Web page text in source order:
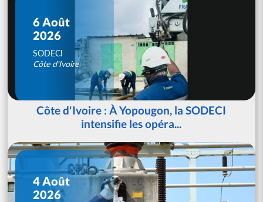
6 Août
2026
SODECI
Côte d'Ivoire
Côte d'Ivoire : À Yopougon, la SODECI
intensifie les opéra...
4 Août
2026